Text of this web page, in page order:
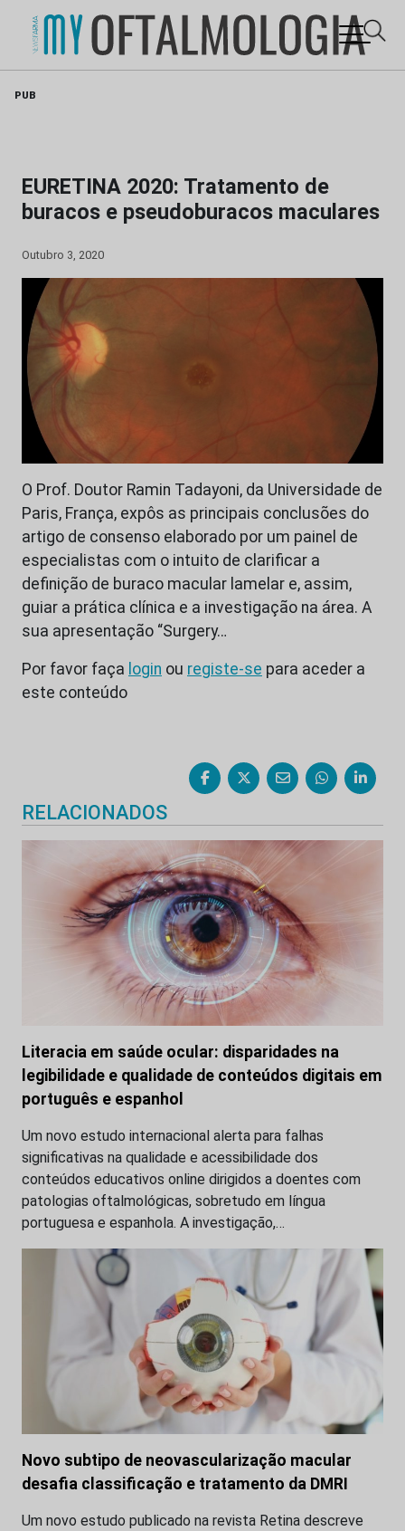
PUB
EURETINA 2020: Tratamento de
buracos e pseudoburacos maculares
Outubro 3, 2020
O Prof. Doutor Ramin Tadayoni, da Universidade de
Paris, França, expôs as principais conclusões do
artigo de consenso elaborado por um painel de
especialistas com o intuito de clarificar a
definição de buraco macular lamelar e, assim,
guiar a prática clínica e a investigação na área. A
sua apresentação “Surgery…
Por favor faça login ou registe-se para aceder a
este conteúdo
RELACIONADOS
Literacia em saúde ocular: disparidades na
legibilidade e qualidade de conteúdos digitais em
português e espanhol
Um novo estudo internacional alerta para falhas
significativas na qualidade e acessibilidade dos
conteúdos educativos online dirigidos a doentes com
patologias oftalmológicas, sobretudo em língua
portuguesa e espanhola. A investigação,…
Novo subtipo de neovascularização macular
desafia classificação e tratamento da DMRI
Um novo estudo publicado na revista Retina descreve